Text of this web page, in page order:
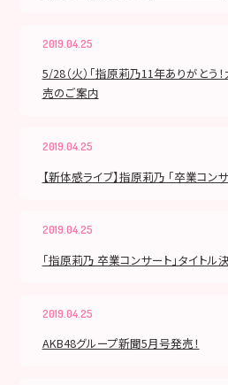
2019.04.25
5/28（火）「指原莉乃11年ありがとう
売のご案内
2019.04.25
【新体感ライブ】指原莉乃 「卒業コン
2019.04.25
「指原莉乃 卒業コンサート」タイトル
2019.04.25
AKB48グループ新聞5月号発売！